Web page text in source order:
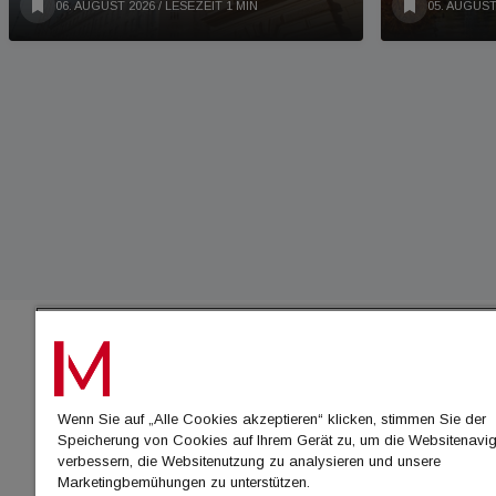
06. AUGUST 2026 / LESEZEIT 1 MIN 05.
Wenn Sie auf „Alle Cookies akzeptieren“ klicken, stimmen Sie der
Speicherung von Cookies auf Ihrem Gerät zu, um die
verbessern, die Websitenutzung zu analysieren und unsere
Marketingbemühungen zu unterstützen.